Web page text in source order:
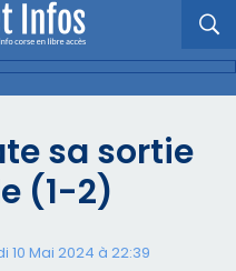
sa sortie
(1-2)
Mai 2024 à 22:39